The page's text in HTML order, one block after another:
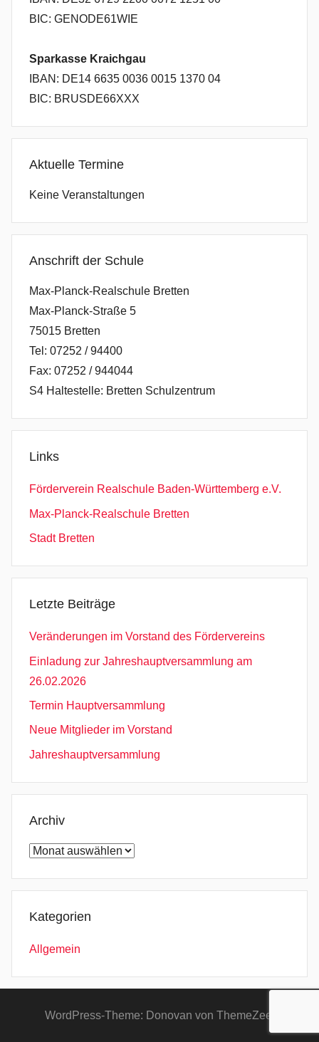
BIC: GENODE61WIE
Sparkasse Kraichgau
IBAN: DE14 6635 0036 0015 1370 04
BIC: BRUSDE66XXX
Aktuelle Termine
Keine Veranstaltungen
Anschrift der Schule
Max-Planck-Realschule Bretten
Max-Planck-Straße 5
75015 Bretten
Tel: 07252 / 94400
Fax: 07252 / 944044
S4 Haltestelle: Bretten Schulzentrum
Links
Förderverein Realschule Baden-Württemberg e.V.
Max-Planck-Realschule Bretten
Stadt Bretten
Letzte Beiträge
Veränderungen im Vorstand des Fördervereins
Einladung zur Jahreshauptversammlung am
26.02.2026
Termin Hauptversammlung
Neue Mitglieder im Vorstand
Jahreshauptversammlung
Archiv
Archiv
Kategorien
Allgemein
WordPress-Theme: Donovan von ThemeZee.